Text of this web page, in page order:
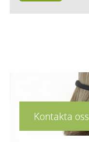
Kontakta oss